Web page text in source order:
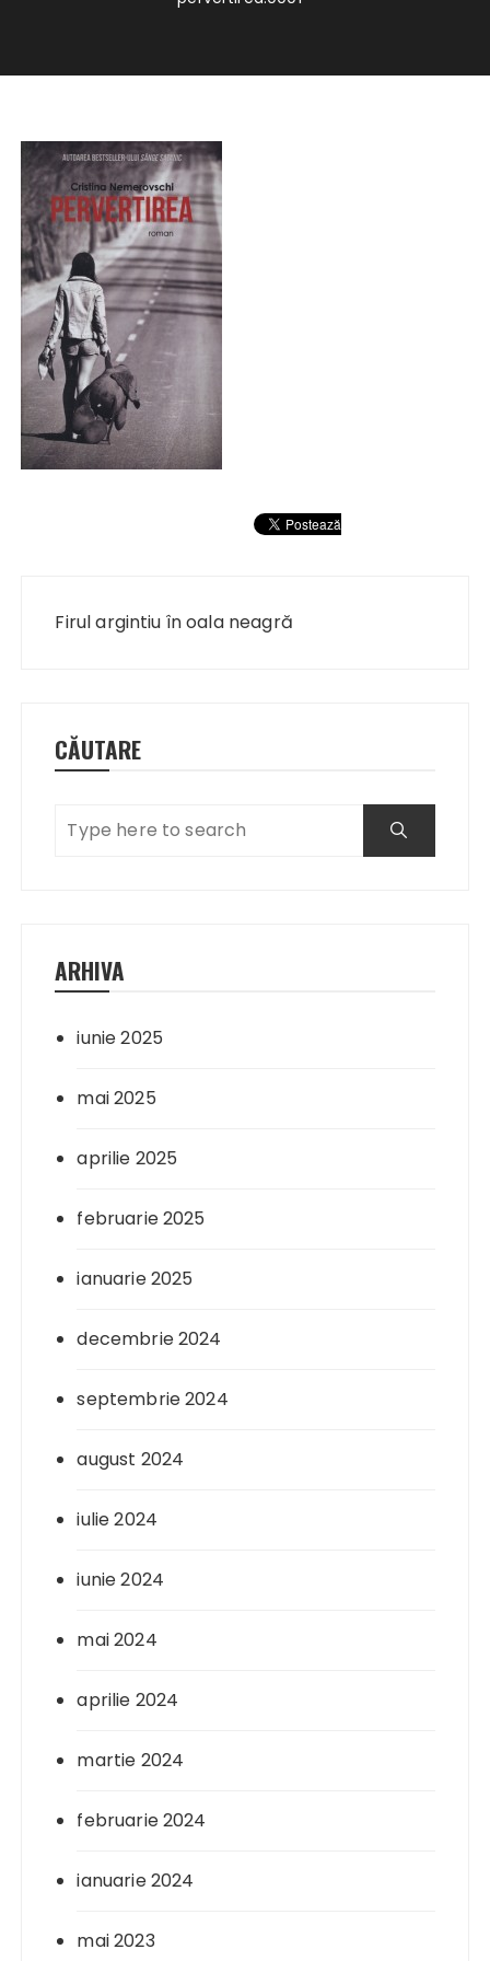
Firul argintiu în oala neagră
CĂUTARE
ARHIVA
iunie 2025
mai 2025
aprilie 2025
februarie 2025
ianuarie 2025
decembrie 2024
septembrie 2024
august 2024
iulie 2024
iunie 2024
mai 2024
aprilie 2024
martie 2024
februarie 2024
ianuarie 2024
mai 2023